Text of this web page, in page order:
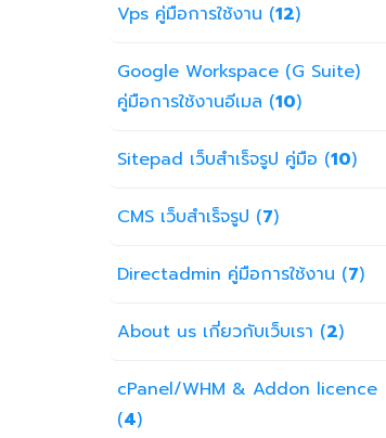
Vps คู่มือการใช้งาน (12)
Google Workspace (G Suite)
คู่มือการใช้งานอีเมล (10)
Sitepad เว็บสำเร็จรูป คู่มือ (10)
CMS เว็บสำเร็จรูป (7)
Directadmin คู่มือการใช้งาน (7)
About us เกี่ยวกับเว็บเรา (2)
cPanel/WHM & Addon licence
(4)